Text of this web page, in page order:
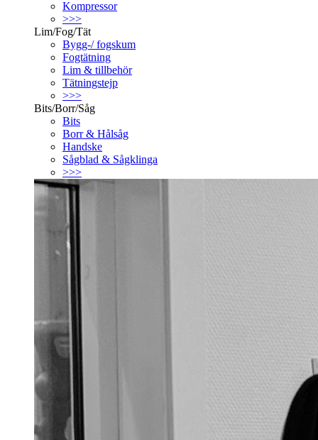
Kompressor
>>>
Lim/Fog/Tät
Bygg-/ fogskum
Fogtätning
Lim & tillbehör
Tätningstejp
>>>
Bits/Borr/Såg
Bits
Borr & Hålsåg
Handske
Sågblad & Sågklinga
>>>